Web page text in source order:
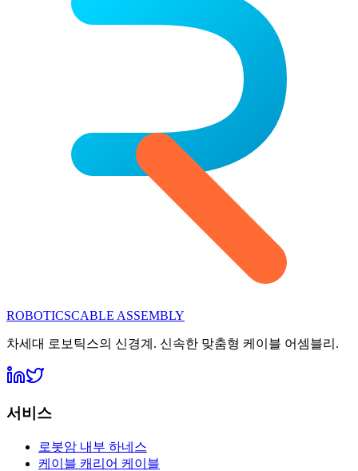
ROBOTICSCABLE ASSEMBLY
차세대 로보틱스의 신경계. 신속한 맞춤형 케이블 어셈블리.
서비스
로봇암 내부 하네스
케이블 캐리어 케이블